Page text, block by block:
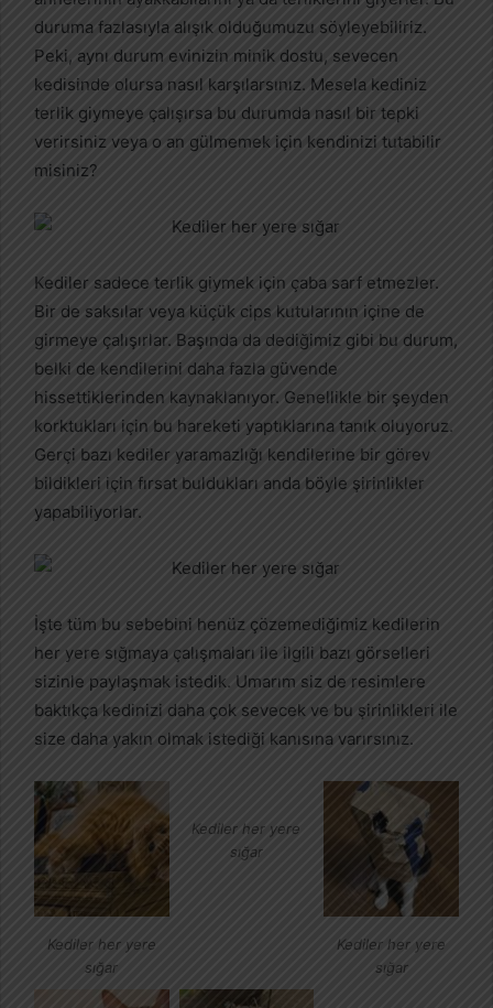
duruma fazlasıyla alışık olduğumuzu söyleyebiliriz.
Peki, aynı durum evinizin minik dostu, sevecen
kedisinde olursa nasıl karşılarsınız. Mesela kediniz
terlik giymeye çalışırsa bu durumda nasıl bir tepki
verirsiniz veya o an gülmemek için kendinizi tutabilir
misiniz?
Kediler sadece terlik giymek için çaba sarf etmezler.
Bir de saksılar veya küçük cips kutularının içine de
girmeye çalışırlar. Başında da dediğimiz gibi bu durum,
belki de kendilerini daha fazla güvende
hissettiklerinden kaynaklanıyor. Genellikle bir şeyden
korktukları için bu hareketi yaptıklarına tanık oluyoruz.
Gerçi bazı kediler yaramazlığı kendilerine bir görev
bildikleri için fırsat buldukları anda böyle şirinlikler
yapabiliyorlar.
İşte tüm bu sebebini henüz çözemediğimiz kedilerin
her yere sığmaya çalışmaları ile ilgili bazı görselleri
sizinle paylaşmak istedik. Umarım siz de resimlere
baktıkça kedinizi daha çok sevecek ve bu şirinlikleri ile
size daha yakın olmak istediği kanısına varırsınız.
Kediler her yere
sığar
Kediler her yere
sığar
Kediler her yere
sığar